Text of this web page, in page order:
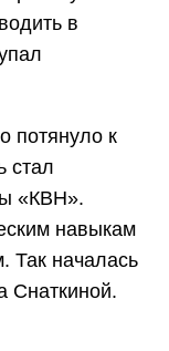
в
потянуло к
стал
«КВН».
навыкам
Так началась
Снаткиной.